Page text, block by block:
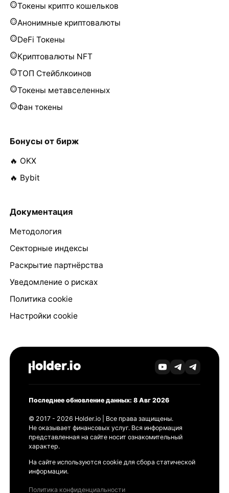
Токены крипто кошельков
Анонимные криптовалюты
DeFi Токены
Криптовалюты NFT
ТОП Стейблкоинов
Токены метавселенных
Фан токены
Бонусы от бирж
🔥 OKX
🔥 Bybit
Документация
Методология
Секторные индексы
Раскрытие партнёрства
Уведомление о рисках
Политика cookie
Настройки cookie
Последнее обновление данных: 8 Авг 2026
© 2017 - 2026 Holder.io | Все права защищены.
Не оказывает финансовых услуг. Вся информация
представленная на сайте носит ознакомительный
характер.
На сайте используются cookie для сбора статической
информации.
Политика конфиденциальности